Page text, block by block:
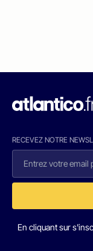
RECEVEZ NOTRE
En cliquant sur